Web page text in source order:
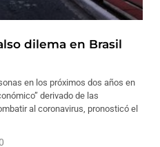
dilema en Brasil
en los próximos dos años en
derivado de las
al coronavirus, pronosticó el